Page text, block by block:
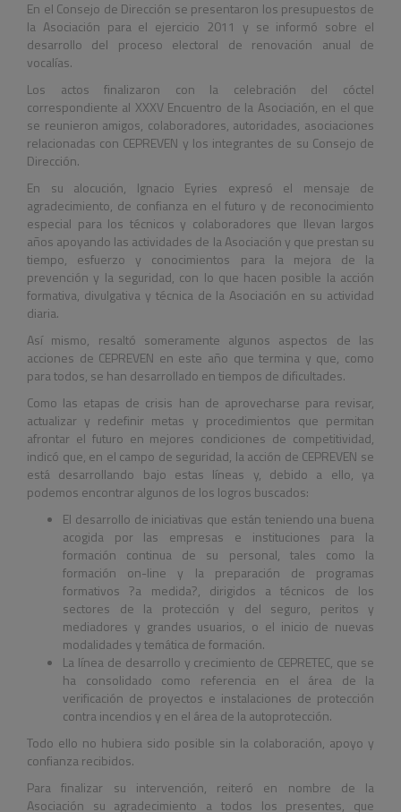
En el Consejo de Dirección se presentaron los presupuestos de
la Asociación para el ejercicio 2011 y se informó sobre el
desarrollo del proceso electoral de renovación anual de
vocalías.
Los actos finalizaron con la celebración del cóctel
correspondiente al XXXV Encuentro de la Asociación, en el que
se reunieron amigos, colaboradores, autoridades, asociaciones
relacionadas con CEPREVEN y los integrantes de su Consejo de
Dirección.
En su alocución, Ignacio Eyries expresó el mensaje de
agradecimiento, de confianza en el futuro y de reconocimiento
especial para los técnicos y colaboradores que llevan largos
años apoyando las actividades de la Asociación y que prestan su
tiempo, esfuerzo y conocimientos para la mejora de la
prevención y la seguridad, con lo que hacen posible la acción
formativa, divulgativa y técnica de la Asociación en su actividad
diaria.
Así mismo, resaltó someramente algunos aspectos de las
acciones de CEPREVEN en este año que termina y que, como
para todos, se han desarrollado en tiempos de dificultades.
Como las etapas de crisis han de aprovecharse para revisar,
actualizar y redefinir metas y procedimientos que permitan
afrontar el futuro en mejores condiciones de competitividad,
indicó que, en el campo de seguridad, la acción de CEPREVEN se
está desarrollando bajo estas líneas y, debido a ello, ya
podemos encontrar algunos de los logros buscados:
El desarrollo de iniciativas que están teniendo una buena
acogida por las empresas e instituciones para la
formación continua de su personal, tales como la
formación on-line y la preparación de programas
formativos ?a medida?, dirigidos a técnicos de los
sectores de la protección y del seguro, peritos y
mediadores y grandes usuarios, o el inicio de nuevas
modalidades y temática de formación.
La línea de desarrollo y crecimiento de CEPRETEC, que se
ha consolidado como referencia en el área de la
verificación de proyectos e instalaciones de protección
contra incendios y en el área de la autoprotección.
Todo ello no hubiera sido posible sin la colaboración, apoyo y
confianza recibidos.
Para finalizar su intervención, reiteró en nombre de la
Asociación su agradecimiento a todos los presentes, que